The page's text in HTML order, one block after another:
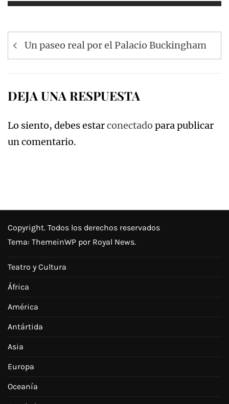
Navegación
de
Un paseo real por el Palacio Buckingham
DEJA UNA RESPUESTA
Lo siento, debes estarconectado para publicar
un comentario.
Copyright. Todos los derechos reservados
Tema: ThemeinWP por Royal News.
Teatro y Cultura
África
América
Antártida
Asia
Europa
Oceanía